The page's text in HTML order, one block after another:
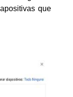
que